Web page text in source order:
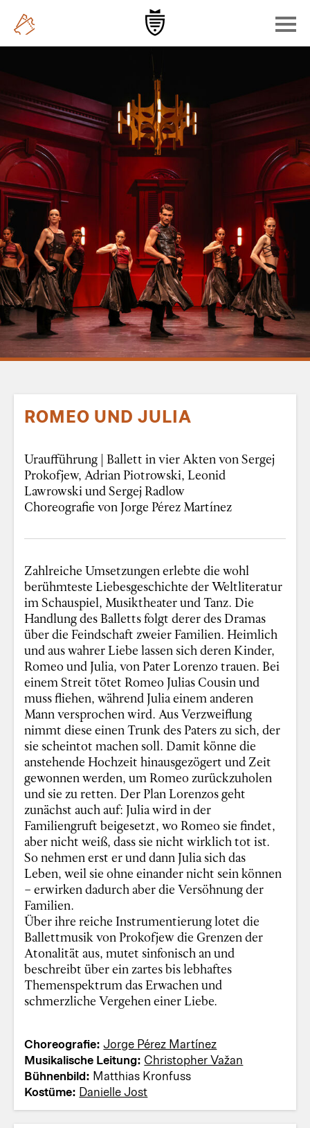
ROMEO UND JULIA
Uraufführung | Ballett in vier Akten von Sergej
Prokofjew, Adrian Piotrowski, Leonid
Lawrowski und Sergej Radlow
Choreografie von Jorge Pérez Martínez
Zahlreiche Umsetzungen erlebte die wohl
berühmteste Liebesgeschichte der Weltliteratur
im Schauspiel, Musiktheater und Tanz. Die
Handlung des Balletts folgt derer des Dramas
über die Feindschaft zweier Familien. Heimlich
und aus wahrer Liebe lassen sich deren Kinder,
Romeo und Julia, von Pater Lorenzo trauen. Bei
einem Streit tötet Romeo Julias Cousin und
muss fliehen, während Julia einem anderen
Mann versprochen wird. Aus Verzweiflung
nimmt diese einen Trunk des Paters zu sich, der
sie scheintot machen soll. Damit könne die
anstehende Hochzeit hinausgezögert und Zeit
gewonnen werden, um Romeo zurückzuholen
und sie zu retten. Der Plan Lorenzos geht
zunächst auch auf: Julia wird in der
Familiengruft beigesetzt, wo Romeo sie findet,
aber nicht weiß, dass sie nicht wirklich tot ist.
So nehmen erst er und dann Julia sich das
Leben, weil sie ohne einander nicht sein können
– erwirken dadurch aber die Versöhnung der
Familien.
Über ihre reiche Instrumentierung lotet die
Ballettmusik von Prokofjew die Grenzen der
Atonalität aus, mutet sinfonisch an und
beschreibt über ein zartes bis lebhaftes
Themenspektrum das Erwachen und
schmerzliche Vergehen einer Liebe.
Choreografie:Jorge Pérez Martínez
Musikalische Leitung: Christopher Važan
Bühnenbild: Matthias Kronfuss
Kostüme: Danielle Jost